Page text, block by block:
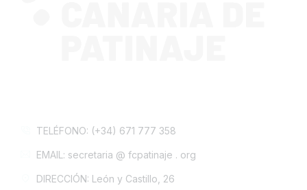
TELÉFONO: (+34) 671 777 358
EMAIL: secretaria @ fcpatinaje . org
DIRECCIÓN: León y Castillo, 26